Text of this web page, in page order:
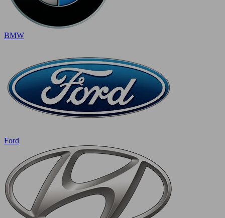
BMW
Ford